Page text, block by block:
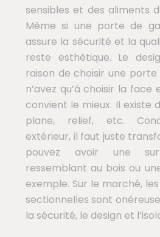
sensibles et des aliments
Même si une porte de
assure la sécurité et la
reste esthétique. Le
raison de choisir une porte
n’avez qu’à choisir la face
convient le mieux. Il existe
plane, relief, etc.
extérieur, il faut juste
pouvez avoir une
ressemblant au bois ou
exemple. Sur le marché,
sectionnelles sont
la sécurité, le design et